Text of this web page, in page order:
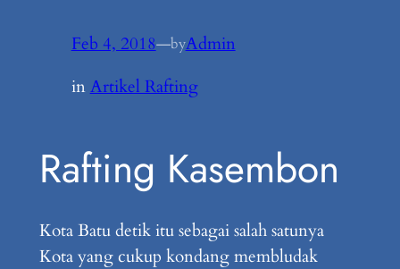
Feb 4, 2018—byAdmin
inArtikel Rafting
Rafting Kasembon
Kota Batu detik itu sebagai salah satunya
Kota yang cukup kondang membludak